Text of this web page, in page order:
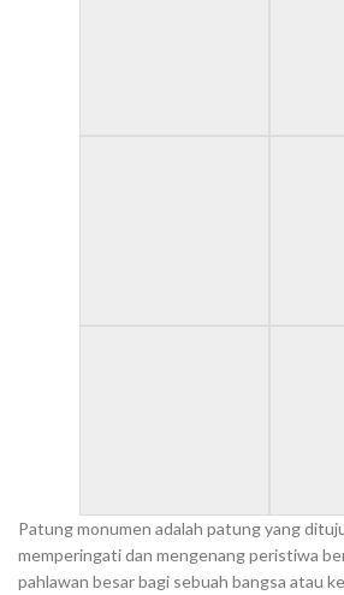
Patung monumen adalah patung yang
memperingati dan mengenang peristiwa
pahlawan besar bagi sebuah bangsa atau